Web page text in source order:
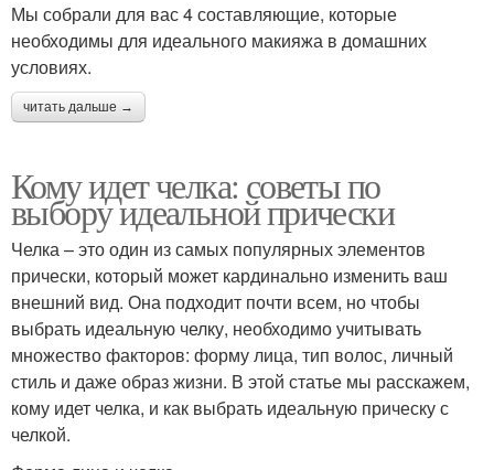
Мы собрали для вас 4 составляющие, которые
необходимы для идеального макияжа в домашних
условиях.
читать дальше →
Кому идет челка: советы по
выбору идеальной прически
Челка – это один из самых популярных элементов
прически, который может кардинально изменить ваш
внешний вид. Она подходит почти всем, но чтобы
выбрать идеальную челку, необходимо учитывать
множество факторов: форму лица, тип волос, личный
стиль и даже образ жизни. В этой статье мы расскажем,
кому идет челка, и как выбрать идеальную прическу с
челкой.